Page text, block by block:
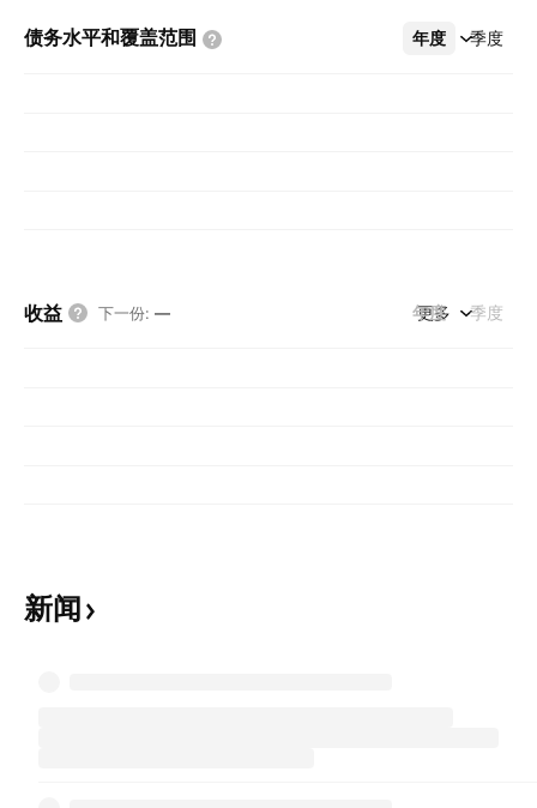
债务水平和覆盖范围 年度 季度
更多
收益 下一份: — 年度 季度
更多
新闻